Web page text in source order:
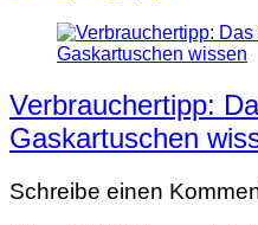
Verbrauchertipp:
Gaskartuschen
Schreibe einen